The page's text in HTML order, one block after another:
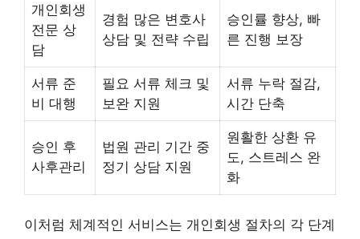
개인회생
전문 상
담
경험 많은 변호사
상담 및 전략 수립
승인률 향상, 빠
른 진행 보장
서류 준
비 대행
필요 서류 체크 및
보완 지원
서류 누락 절감,
시간 단축
승인 후
사후관리
법원 관리 기간 중
정기 상담 지원
원활한 상환 유
도, 스트레스 완
화
이처럼 체계적인 서비스는 개인회생 절차의 각 단계